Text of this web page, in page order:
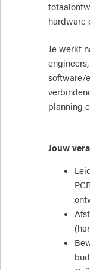
hardware
Je werkt
software/
planning
Jouw